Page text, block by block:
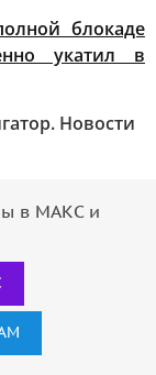
блокаде
укатил в
Новости
в МАКС и